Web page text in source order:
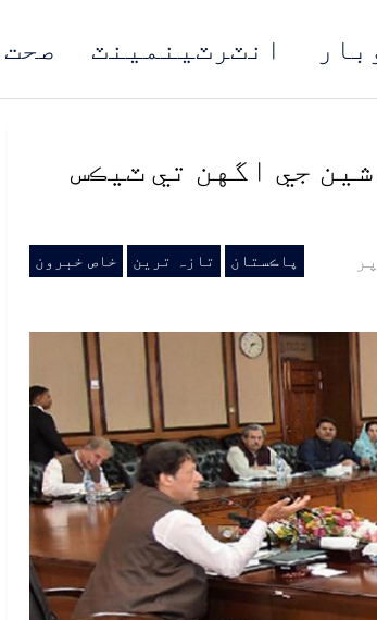
صحت انٽرٽينمينٽ
جي اگهن تي ٽيڪس
پاڪستان تازہ ترین خاص خبرون
پر